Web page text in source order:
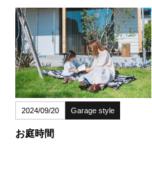
2024/09/20 Garage style
お庭時間